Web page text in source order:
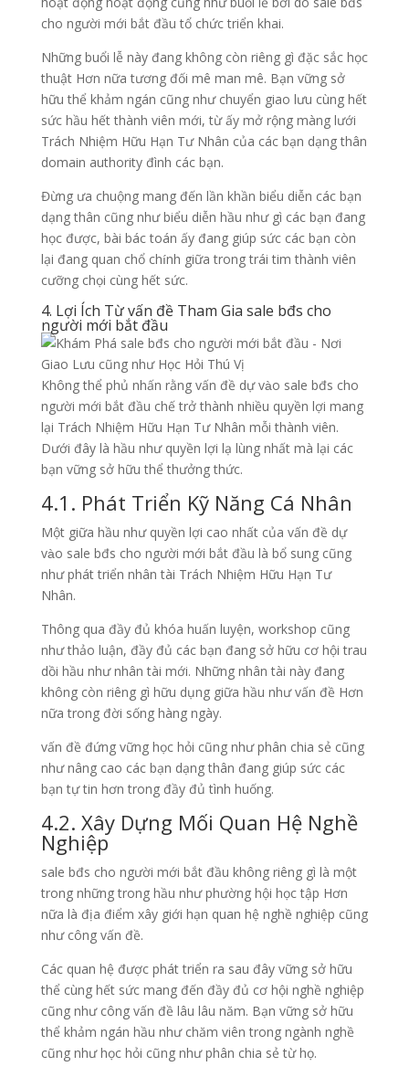
cho người mới bắt đầu tổ chức triển khai.
Những buổi lễ này đang không còn riêng gì đặc sắc học
thuật Hơn nữa tương đối mê man mê. Bạn vững sở
hữu thể khảm ngán cũng như chuyển giao lưu cùng hết
sức hầu hết thành viên mới, từ ấy mở rộng màng lưới
Trách Nhiệm Hữu Hạn Tư Nhân của các bạn dạng thân
domain authority đình các bạn.
Đừng ưa chuộng mang đến lần khần biểu diễn các bạn
dạng thân cũng như biểu diễn hầu như gì các bạn đang
học được, bài bác toán ấy đang giúp sức các bạn còn
lại đang quan chổ chính giữa trong trái tim thành viên
cưỡng chọi cùng hết sức.
4. Lợi Ích Từ vấn đề Tham Gia sale bđs cho
người mới bắt đầu
Không thể phủ nhấn rằng vấn đề dự vào sale bđs cho
người mới bắt đầu chế trở thành nhiều quyền lợi mang
lại Trách Nhiệm Hữu Hạn Tư Nhân mỗi thành viên.
Dưới đây là hầu như quyền lợi lạ lùng nhất mà lại các
bạn vững sở hữu thể thưởng thức.
4.1. Phát Triển Kỹ Năng Cá Nhân
Một giữa hầu như quyền lợi cao nhất của vấn đề dự
vào sale bđs cho người mới bắt đầu là bổ sung cũng
như phát triển nhân tài Trách Nhiệm Hữu Hạn Tư
Nhân.
Thông qua đầy đủ khóa huấn luyện, workshop cũng
như thảo luận, đầy đủ các bạn đang sở hữu cơ hội trau
dồi hầu như nhân tài mới. Những nhân tài này đang
không còn riêng gì hữu dụng giữa hầu như vấn đề Hơn
nữa trong đời sống hàng ngày.
vấn đề đứng vững học hỏi cũng như phân chia sẻ cũng
như nâng cao các bạn dạng thân đang giúp sức các
bạn tự tin hơn trong đầy đủ tình huống.
4.2. Xây Dựng Mối Quan Hệ Nghề
Nghiệp
sale bđs cho người mới bắt đầu không riêng gì là một
trong những trong hầu như phường hội học tập Hơn
nữa là địa điểm xây giới hạn quan hệ nghề nghiệp cũng
như công vấn đề.
Các quan hệ được phát triển ra sau đây vững sở hữu
thể cùng hết sức mang đến đầy đủ cơ hội nghề nghiệp
cũng như công vấn đề lâu lâu năm. Bạn vững sở hữu
thể khảm ngán hầu như chăm viên trong ngành nghề
cũng như học hỏi cũng như phân chia sẻ từ họ.